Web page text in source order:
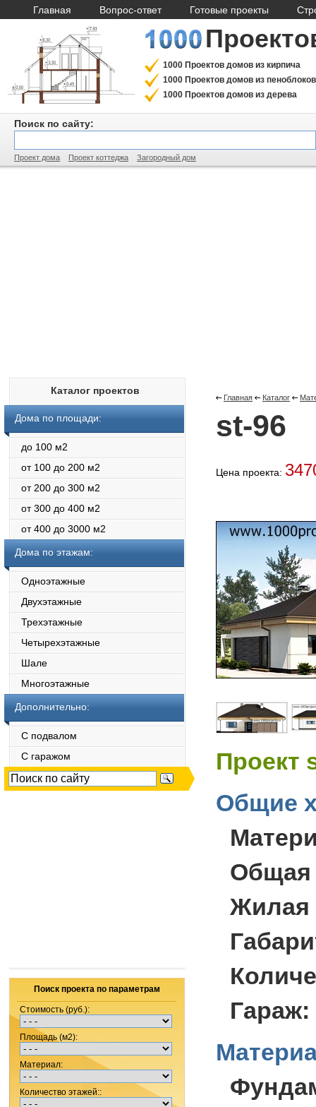
Главная Вопрос-ответ Готовые проекты
1000 Проектов домов из кирпича
1000 Проектов домов из пеноблоков
1000 Проектов домов из дерева
Поиск по сайту:
Проект дома Проект коттеджа Загородный дом
Каталог проектов
Дома по площади:
до 100 м2
от 100 до 200 м2
от 200 до 300 м2
от 300 до 400 м2
от 400 до 3000 м2
Дома по этажам:
Одноэтажные
Двухэтажные
Трехэтажные
Четырехэтажные
Шале
Многоэтажные
Дополнительно:
С подвалом
С гаражом
Поиск проекта по параметрам
Стоимость (руб.):
Площадь (м2):
Материал:
Количество этажей::
Главная Каталог
st-96
Цена проекта:
Проект
Общие
Общая
Жилая
Гараж: